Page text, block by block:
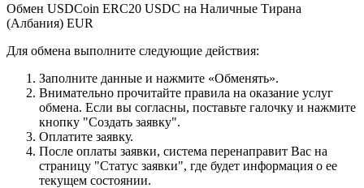
Обмен USDCoin ERC20 USDC на Наличные Тирана
(Албания) EUR
Для обмена выполните следующие действия:
Заполните данные и нажмите «Обменять».
Внимательно прочитайте правила на оказание услуг
обмена. Если вы согласны, поставьте галочку и нажмите
кнопку "Создать заявку".
Оплатите заявку.
После оплаты заявки, система перенаправит Вас на
страницу "Статус заявки", где будет информация о ее
текущем состоянии.